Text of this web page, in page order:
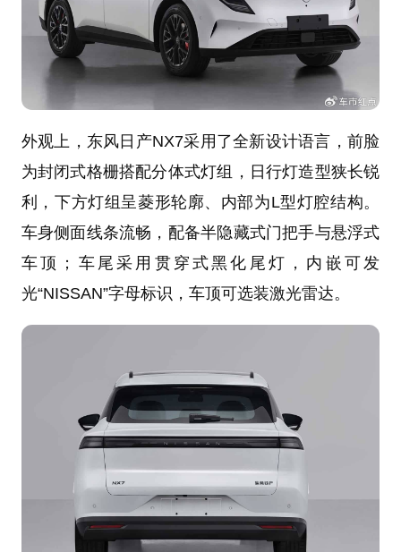
外观上，东风日产NX7采用了全新设计语言，前脸
为封闭式格栅搭配分体式灯组，日行灯造型狭长锐
利，下方灯组呈菱形轮廓、内部为L型灯腔结构。
车身侧面线条流畅，配备半隐藏式门把手与悬浮式
车顶；车尾采用贯穿式黑化尾灯，内嵌可发
光“NISSAN”字母标识，车顶可选装激光雷达。